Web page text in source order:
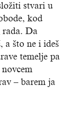
stvari u
kod
rada. Da
a što ne i ideš
temelje pa
– barem ja